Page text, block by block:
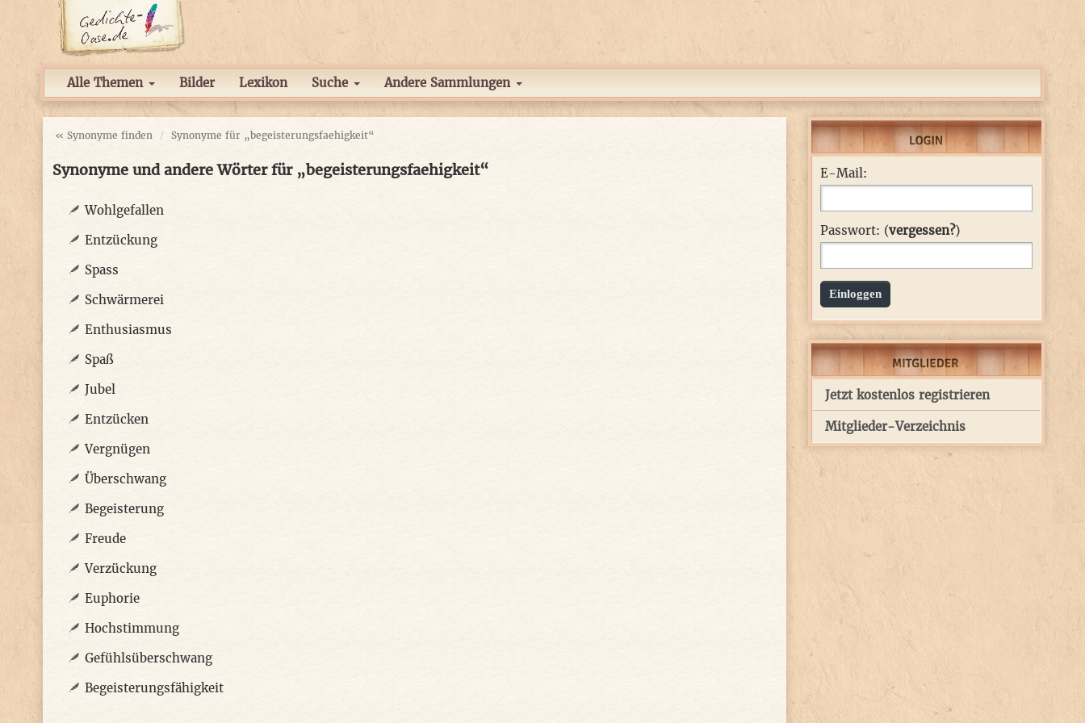
Alle Themen Bilder Lexikon Suche Andere Sammlungen
« Synonyme finden Synonyme für „begeisterungsfaehigkeit“
Synonyme und andere Wörter für „begeisterungsfaehigkeit“
Wohlgefallen
Entzückung
Spass
Schwärmerei
Enthusiasmus
Spaß
Jubel
Entzücken
Vergnügen
Überschwang
Begeisterung
Freude
Verzückung
Euphorie
Hochstimmung
Gefühlsüberschwang
Begeisterungsfähigkeit
E-Mail:
Passwort: (vergessen?)
Einloggen
Jetzt kostenlos registrieren
Mitglieder-Verzeichnis